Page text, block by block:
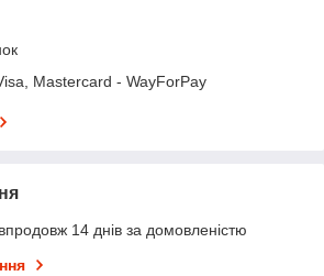
Mastercard - WayForPay
14 днів за домовленістю